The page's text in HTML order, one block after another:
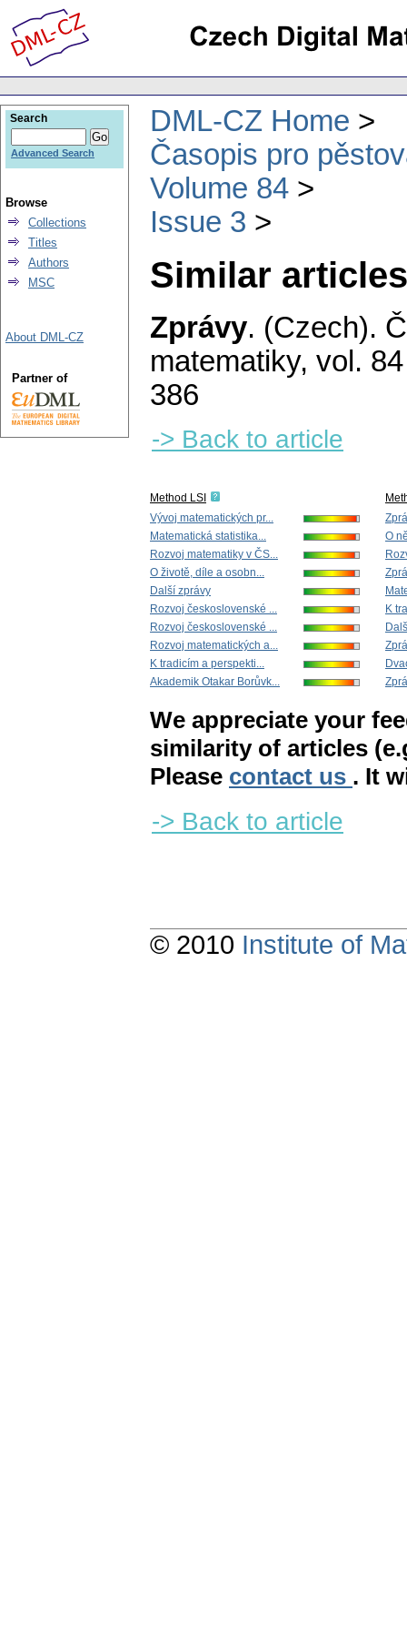
DML-CZ Home
Časopis pro
Volume 84
Issue 3
Similar
Zprávy. (Czech).
matematiky, vol.
386
-> Back to article
Method LSI
Vývoj matematických pr...
Matematická statistika...
Rozvoj matematiky v ČS...
O životě, díle a osobn...
Další zprávy
Rozvoj československé ...
Rozvoj československé ...
Rozvoj matematických a...
K tradicím a perspekti...
Akademik Otakar Borůvk...
O
K
We appreciate your
similarity of articles
Please contact us . It
-> Back to article
Search
Advanced Search
Browse
Collections
Titles
Authors
MSC
About DML-CZ
Partner of
© 2010 Institute of